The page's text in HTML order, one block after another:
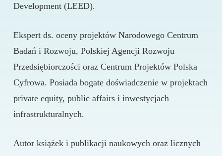
Development (LEED).
Ekspert ds. oceny projektów Narodowego Centrum
Badań i Rozwoju, Polskiej Agencji Rozwoju
Przedsiębiorczości oraz Centrum Projektów Polska
Cyfrowa. Posiada bogate doświadczenie w projektach
private equity, public affairs i inwestycjach
infrastrukturalnych.
Autor książek i publikacji naukowych oraz licznych